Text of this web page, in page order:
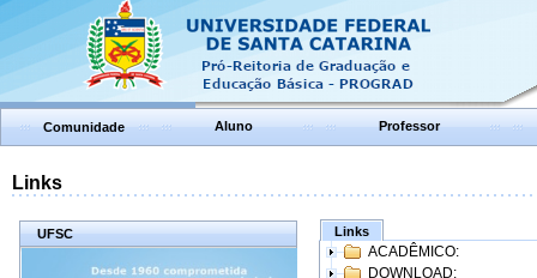
Comunidade Aluno Professor
Links
UFSC Links
ACADÊMICO:
DOWNLOAD: